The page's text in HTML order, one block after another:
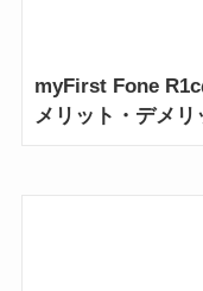
myFirst Fone R1c
メリット・デメリ